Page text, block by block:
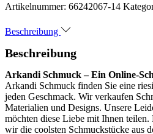
Artikelnummer: 66242067-14
Beschreibung
Beschreibung
Arkandi Schmuck – Ein Online-
Arkandi Schmuck finden Sie eine
jeden Geschmack. Wir verkaufen
Materialien und Designs. Unsere
möchten diese Liebe mit Ihnen
wir die coolsten Schmuckstücke aus